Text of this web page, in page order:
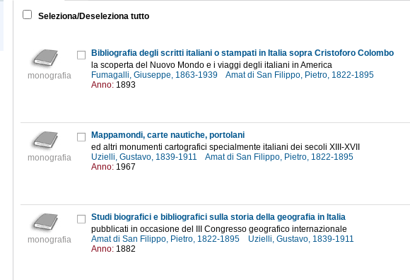
Seleziona/Deseleziona tutto
monografia
Bibliografia degli scritti italiani o stampati in Italia sopra Cristoforo Colombo
la scoperta del Nuovo Mondo e i viaggi degli italiani in America
Fumagalli, Giuseppe, 1863-1939
Amat di San Filippo, Pietro, 1822-1895
Anno: 1893
monografia
Mappamondi, carte nautiche, portolani
ed altri monumenti cartografici specialmente italiani dei secoli XIII-XVII
Uzielli, Gustavo, 1839-1911
Amat di San Filippo, Pietro, 1822-1895
Anno: 1967
monografia
Studi biografici e bibliografici sulla storia della geografia in Italia
pubblicati in occasione del III Congresso geografico internazionale
Amat di San Filippo, Pietro, 1822-1895
Uzielli, Gustavo, 1839-1911
Anno: 1882